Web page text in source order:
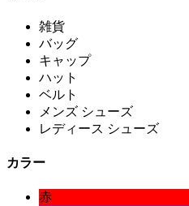
雑貨
バッグ
キャップ
ハット
ベルト
メンズ シューズ
レディース シューズ
カラー
赤